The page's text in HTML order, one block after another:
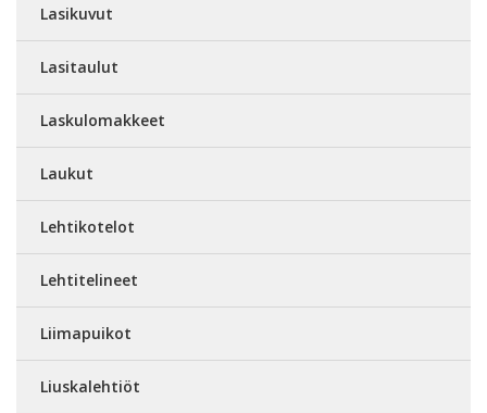
Lasikuvut
Lasitaulut
Laskulomakkeet
Laukut
Lehtikotelot
Lehtitelineet
Liimapuikot
Liuskalehtiöt